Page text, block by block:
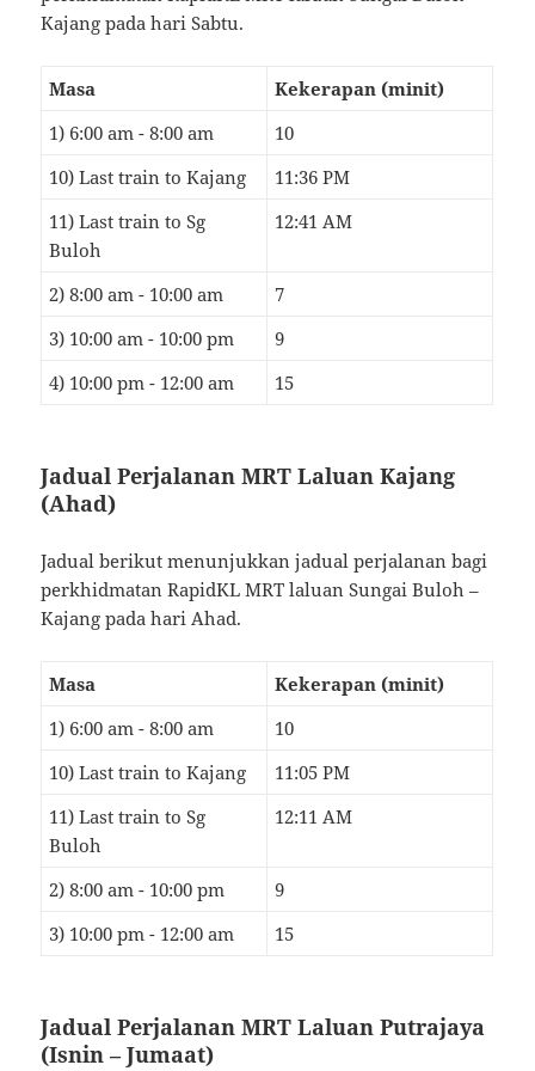
Kajang pada hari Sabtu.
Masa
Kekerapan (minit)
1) 6:00 am - 8:00 am
10
10) Last train to Kajang
11:36 PM
11) Last train to Sg
Buloh
12:41 AM
2) 8:00 am - 10:00 am
7
3) 10:00 am - 10:00 pm
9
4) 10:00 pm - 12:00 am
15
Jadual Perjalanan MRT Laluan Kajang
(Ahad)
Jadual berikut menunjukkan jadual perjalanan bagi
perkhidmatan RapidKL MRT laluan Sungai Buloh –
Kajang pada hari Ahad.
Masa
Kekerapan (minit)
1) 6:00 am - 8:00 am
10
10) Last train to Kajang
11:05 PM
11) Last train to Sg
Buloh
12:11 AM
2) 8:00 am - 10:00 pm
9
3) 10:00 pm - 12:00 am
15
Jadual Perjalanan MRT Laluan Putrajaya
(Isnin – Jumaat)